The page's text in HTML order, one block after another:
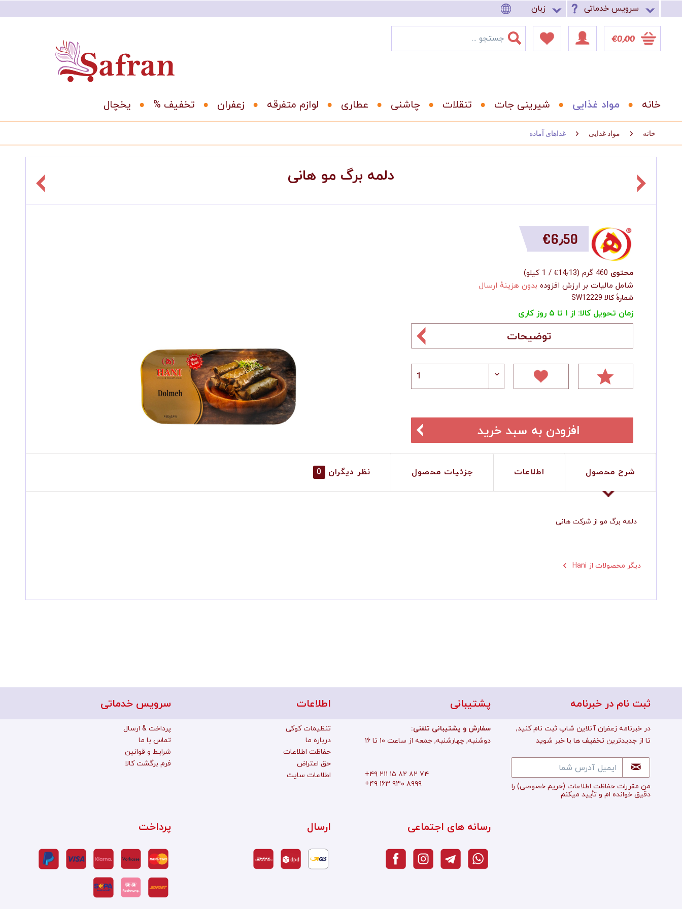
سرویس خدماتی زبان
‎€0٫00
خانه مواد غذایی شیرینی جات تنقلات عطاری لوازم متفرقه زعفران % تخفیف یخچال
خانه مواد غذایی غذاهای آماده
دلمه برگ مو هانی
‎€6٫50
محتوی 460 گرم (‎€14٫13 / 1 کیلو
)
شامل مالیات بر ارزش افزوده بدون هزینهٔ ارسال
شمارهٔ کالا SW12229
زمان تحویل کالا: از ۱ تا ۵ روز کاری
توضیحات
افزودن به سبد خرید
شرح محصول اطلاعات جزئیات محصول نظر دیگران 0
Hani دیگر محصولات از
سرویس خدماتی
پرداخت & ارسال
تماس با ما
شرایط و قوانین
فرم برگشت کالا
اطلاعات
تنظیمات کوکی
درباره ما
حفاظت اطلاعات
حق اعتراض
اطلاعات سایت
پشتیبانی
:سفارش و پشتیبانی تلفنی
دوشنبه, چهارشنبه, جمعه از ساعت ۱۰ تا ۱۶
+۴۹ ۲۱۱ ۱۵ ۸۲ ۸۲ ۷۴
+۴۹ ۱۶۳ ۹۳۰ ۸۹۹۹
ثبت نام در خبرنامه
در خبرنامه زعفران آنلاین شاپ ثبت نام کنید,
تا از جدیدترین تخفیف ها با خبر شوید
من مقررات حفاظت اطلاعات (حریم خصوصی) را
دقیق خوانده ام و تأييد میکنم
پرداخت ارسال رسانه های اجتماعی